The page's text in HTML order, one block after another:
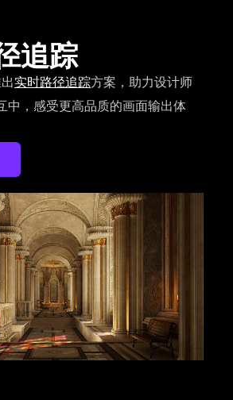
追踪
实时路径追踪方案，助力设计师
中，感受更高品质的画面输出体